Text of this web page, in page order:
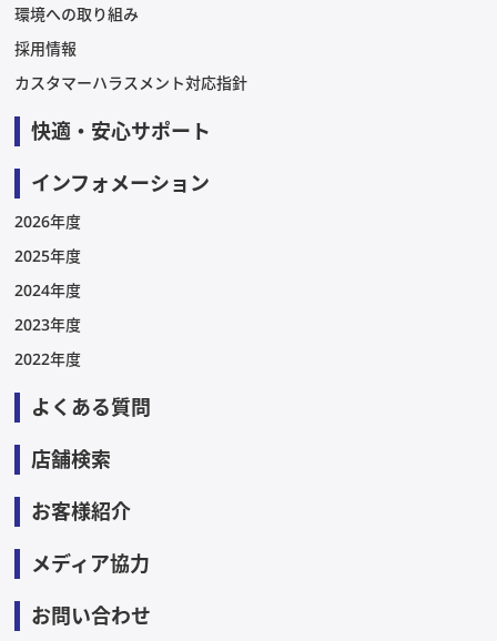
環境への取り組み
採用情報
カスタマーハラスメント対応指針
快適・安心サポート
インフォメーション
2026年度
2025年度
2024年度
2023年度
2022年度
よくある質問
店舗検索
お客様紹介
メディア協力
お問い合わせ